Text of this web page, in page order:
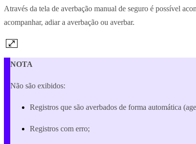
Através da tela de averbação manual de seguro é possível
acompanhar, adiar a averbação ou averbar.
NOTA
Não são exibidos:
Registros que são averbados de forma automática
Registros com erro;